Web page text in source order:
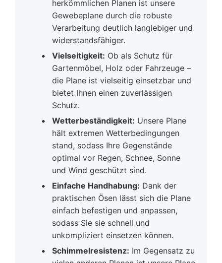
herkömmlichen Planen ist unsere
Gewebeplane durch die robuste
Verarbeitung deutlich langlebiger und
widerstandsfähiger.
Vielseitigkeit: Ob als Schutz für
Gartenmöbel, Holz oder Fahrzeuge –
die Plane ist vielseitig einsetzbar und
bietet Ihnen einen zuverlässigen
Schutz.
Wetterbeständigkeit: Unsere Plane
hält extremen Wetterbedingungen
stand, sodass Ihre Gegenstände
optimal vor Regen, Schnee, Sonne
und Wind geschützt sind.
Einfache Handhabung: Dank der
praktischen Ösen lässt sich die Plane
einfach befestigen und anpassen,
sodass Sie sie schnell und
unkompliziert einsetzen können.
Schimmelresistenz: Im Gegensatz zu